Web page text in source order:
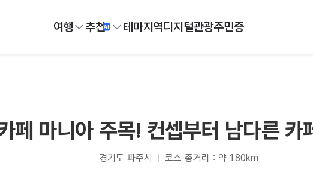
여행 추천 테마지역디지털관광주민증
페 마니아 주목! 컨셉부터 남다른 카
경기도 파주시 코스 총거리 : 약 180km